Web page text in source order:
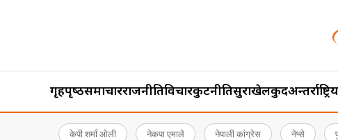
गृहपृष्‍ठसमाचारराजनीतिविचारकुटनीतिसुरक्षाखेलकुदअन्तर्राष्ट्रिय
केपी शर्मा ओली नेकपा एमाले नेपाली कांग्रेस नेप्से